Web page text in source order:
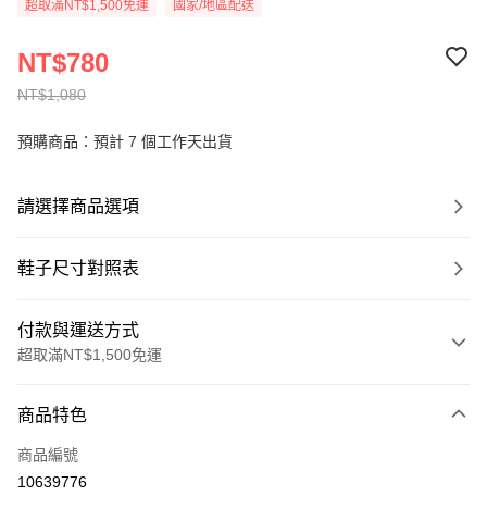
超取滿NT$1,500免運 國家/地區配送
NT$1,080
NT$780
預購商品：預計 7 個工作天出貨
請選擇商品選項
鞋子尺寸對照表
付款與運送方式
超取滿NT$1,500免運
信用卡一次付款
信用卡分期付款
商品特色
商品編號
10639776